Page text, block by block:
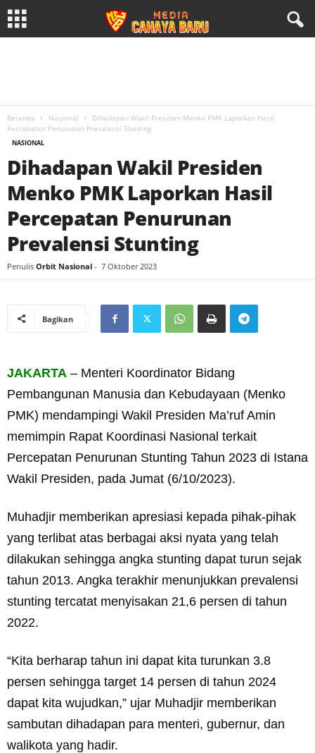
Beranda Nasional
Dihadapan Wakil Presiden Menko PMK Laporkan Hasil
Percepatan Penurunan Prevalensi Stunting
NASIONAL
Dihadapan Wakil Presiden
Menko PMK Laporkan Hasil
Percepatan Penurunan
Prevalensi Stunting
Penulis Orbit Nasional - 7 Oktober 2023
Bagikan
JAKARTA – Menteri Koordinator Bidang
Pembangunan Manusia dan Kebudayaan (Menko
PMK) mendampingi Wakil Presiden Ma’ruf Amin
memimpin Rapat Koordinasi Nasional terkait
Percepatan Penurunan Stunting Tahun 2023 di Istana
Wakil Presiden, pada Jumat (6/10/2023).
Muhadjir memberikan apresiasi kepada pihak-pihak
yang terlibat atas berbagai aksi nyata yang telah
dilakukan sehingga angka stunting dapat turun sejak
tahun 2013. Angka terakhir menunjukkan prevalensi
stunting tercatat menyisakan 21,6 persen di tahun
2022.
“Kita berharap tahun ini dapat kita turunkan 3.8
persen sehingga target 14 persen di tahun 2024
dapat kita wujudkan,” ujar Muhadjir memberikan
sambutan dihadapan para menteri, gubernur, dan
walikota yang hadir.